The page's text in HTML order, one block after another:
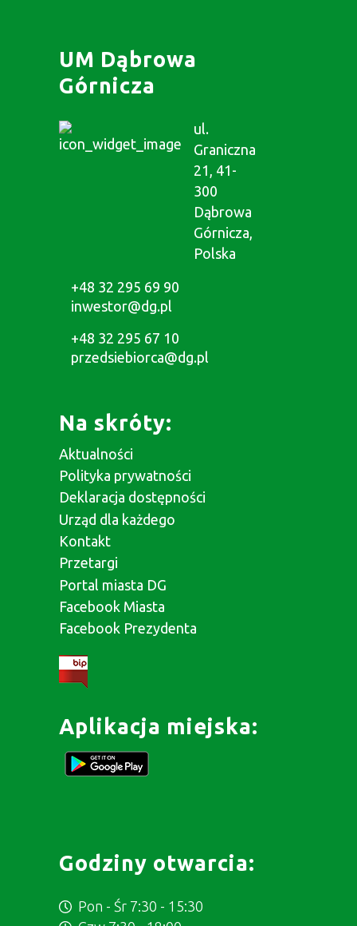
UM Dąbrowa
Górnicza
ul.
Graniczna
21, 41-
300
Dąbrowa
Górnicza,
Polska
+48 32 295 69 90
inwestor@dg.pl
+48 32 295 67 10
przedsiebiorca@dg.pl
Na skróty:
Aktualności
Polityka prywatności
Deklaracja dostępności
Urząd dla każdego
Kontakt
Przetargi
Portal miasta DG
Facebook Miasta
Facebook Prezydenta
Aplikacja miejska:
Godziny otwarcia:
Pon - Śr 7:30 - 15:30